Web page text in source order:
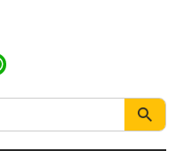
W
h
a